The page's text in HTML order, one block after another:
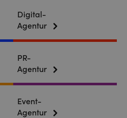
Digital-
Agentur
PR-
Agentur
Event-
Agentur